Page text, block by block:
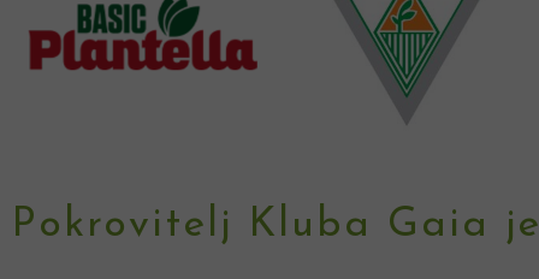
Pokrovitelj Kluba Gaia je